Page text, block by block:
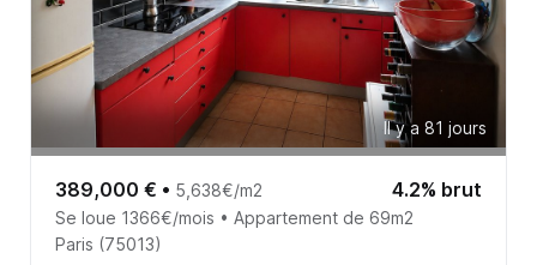
Il y a 81 jours
389,000 € • 5,638€/m2 4.2% brut
Se loue 1366€/mois • Appartement de 69m2
Paris (75013)